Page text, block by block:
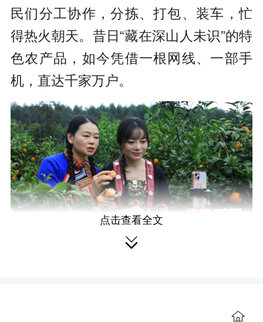
民们分工协作，分拣、打包、装车，忙
得热火朝天。昔日“藏在深山人未识”的特
色农产品，如今凭借一根网线、一部手
机，直达千家万户。
点击查看全文
